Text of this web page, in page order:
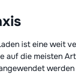
ist eine weit
auf die meisten
werden